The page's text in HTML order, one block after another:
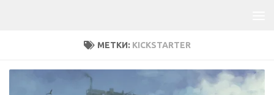
МЕТКИ: KICKSTARTER